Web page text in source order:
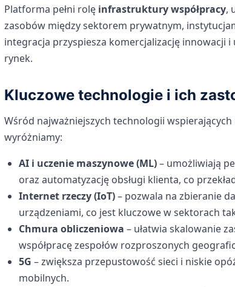
Platforma pełni rolę infrastruktury współpracy,
zasobów między sektorem prywatnym,
integracja przyspiesza komercjalizację innowacji
rynek.
Kluczowe technologie i ich
Wśród najważniejszych technologii
wyróżniamy:
AI i uczenie maszynowe (ML)– umożliwiają
oraz automatyzację obsługi klienta, co
Internet rzeczy (IoT)– pozwala na zbieranie
urządzeniami, co jest kluczowe w sektorach
Chmura obliczeniowa – ułatwia skalowanie
współpracę zespołów rozproszonych
5G – zwiększa przepustowość sieci i niskie
mobilnych.